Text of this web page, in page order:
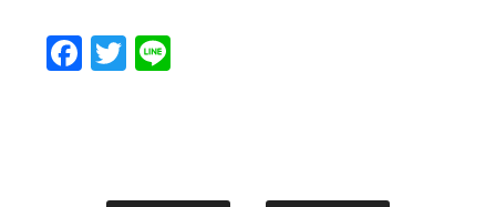
Facebook
Twitter